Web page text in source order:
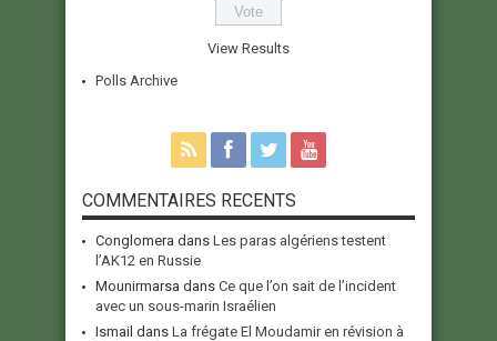
View Results
Polls Archive
COMMENTAIRES RECENTS
Conglomera dans Les paras algériens testent
l’AK12 en Russie
Mounirmarsa dans Ce que l’on sait de l’incident
avec un sous-marin Israélien
Ismail dans La frégate El Moudamir en révision à